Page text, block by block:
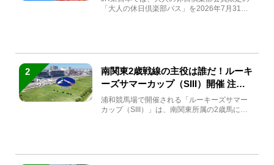
「大人の休日倶楽部パス」を2026年7月31日
2
南関東2歳戦線の主役は誰だ！ルーキ
ーズサマーカップ（SIII）開催 注目
馬と見どころをチェック
浦和競馬場で開催される「ルーキーズサマー
カップ（SIII）」は、南関東所属の2歳馬によ